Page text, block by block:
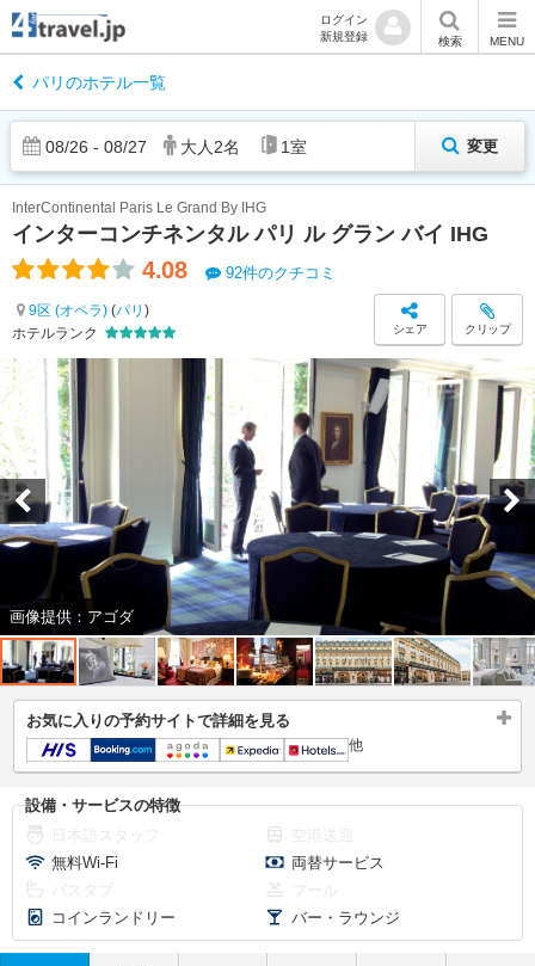
ログイン
新規登録
検索 MENU
パリのホテル一覧
08/26 - 08/27 大人 2名 1室 変更
インターコンチネンタル パリ ル グラン バイ IHG
InterContinental Paris Le Grand By IHG
4.08 92件のクチコミ
9区 (オペラ) (パリ)
ホテルランク
シェア クリップ
画像提供：アゴダ
お気に入りの予約サイトで詳細を見る
他
設備・サービスの特徴
無料Wi-Fi
両替サービス
コインランドリー
バー・ラウンジ